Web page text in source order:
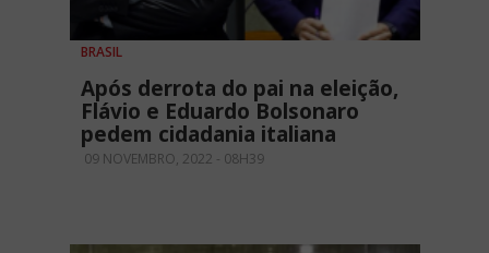
BRASIL
Após derrota do pai na eleição,
Flávio e Eduardo Bolsonaro
pedem cidadania italiana
09 NOVEMBRO, 2022 - 08H39